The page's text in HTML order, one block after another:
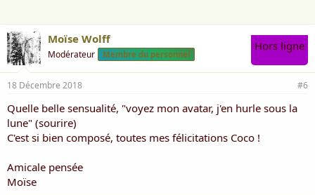
Moïse Wolff
Modérateur Membre du personnel
Hors ligne
18 Décembre 2018 #6
Quelle belle sensualité, "voyez mon avatar, j'en hurle sous la
lune" (sourire)
C'est si bien composé, toutes mes félicitations Coco !
Amicale pensée
Moïse